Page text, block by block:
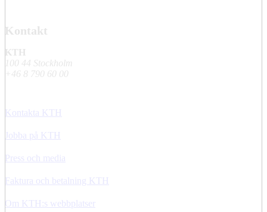
Kontakt
KTH
100 44 Stockholm
+46 8 790 60 00
Kontakta KTH
Jobba på KTH
Press och media
Faktura och betalning KTH
Om KTH:s webbplatser